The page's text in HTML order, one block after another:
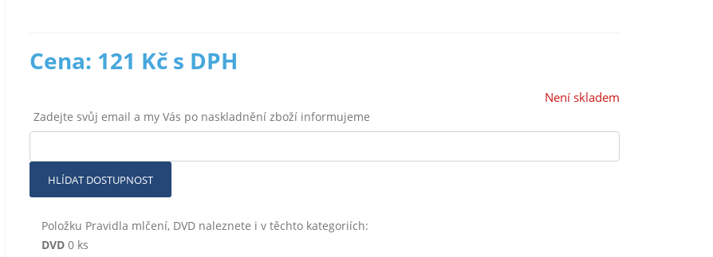
Cena: 121 Kč s DPH
Není skladem
Zadejte svůj email a my Vás po naskladnění zboží informujeme
HLÍDAT DOSTUPNOST
Položku Pravidla mlčení, DVD naleznete i v těchto kategoriích:
DVD0 ks